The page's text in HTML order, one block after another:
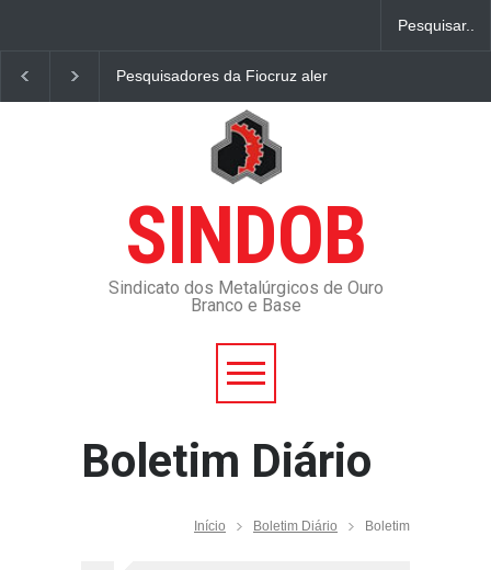
Pesquisadores da Fiocruz alertam para piora da
SINDOB
Sindicato dos Metalúrgicos de Ouro
Branco e Base
Boletim Diário
Início Boletim Diário Boletim